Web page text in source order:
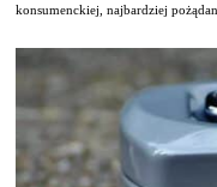
konsumenckiej, najbardziej